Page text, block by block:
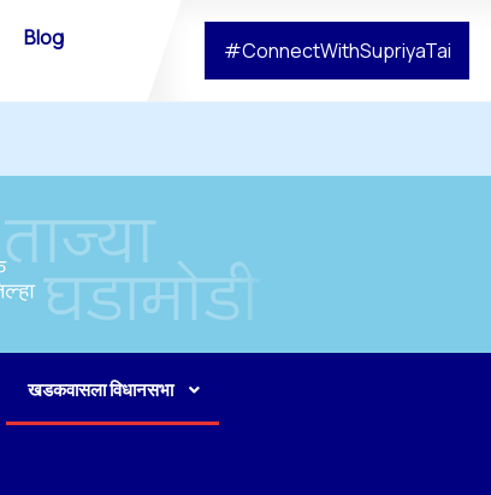
Blog
#ConnectWithSupriyaTai
खडकवासला विधानसभा